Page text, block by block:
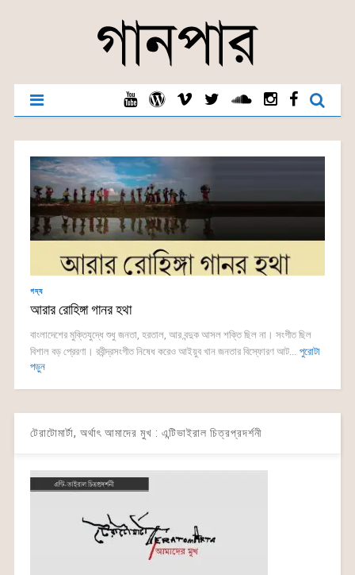
গদ্য
আরার রোহিঙ্গা গানর হথা
বাংলাদেশের মুক্তিযুদ্ধে শুধু জনতা, হরতাল, আর বন্দুক আসল শক্তি ছিল না। সংগীত ছিল
বিশাল বড় প্রেরণা। রবীন্দ্রসংগীত নিষেধ করেও আইয়ুব খান জনতার বিস্ফোরণ আট... পুরোটা
পড়ুন
টেরাটোমার্টা, অর্থাৎ আমাদের মুখ : এন্টিভাইরাল চিত্রপ্রদর্শনী